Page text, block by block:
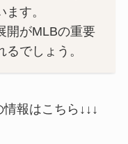
す。
開がMLBの重要
でしょう。
報はこちら↓↓↓